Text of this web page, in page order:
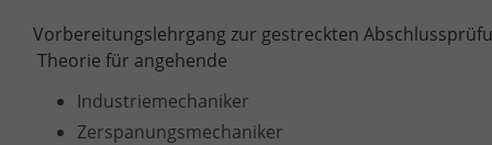
Vorbereitungslehrgang zur gestreckten
Theorie für angehende
Industriemechaniker
Zerspanungsmechaniker